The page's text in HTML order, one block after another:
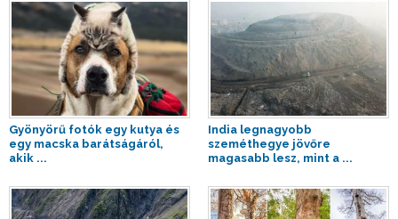
Gyönyörű fotók egy kutya és
egy macska barátságáról,
akik ...
India legnagyobb
szeméthegye jövőre
magasabb lesz, mint a ...